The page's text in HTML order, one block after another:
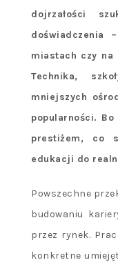
dojrzałości
doświadczenia
miastach czy na
Technika,
mniejszych
popularności.
prestiżem, co
edukacji do
Powszechne
budowaniu
przez rynek.
konkretne